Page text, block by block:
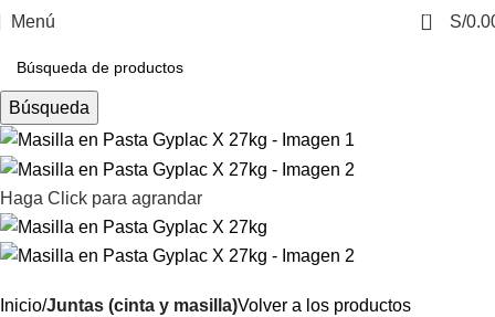
Menú 0 S/
Búsqueda
Haga Click para agrandar
Inicio Juntas (cinta y masilla)Volver a los productos